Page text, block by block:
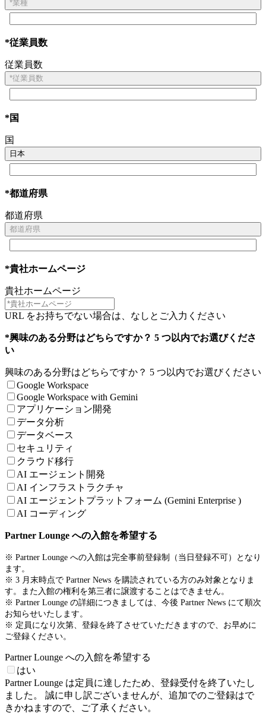
*業種
*従業員数
従業員数
*従業員数
*国
国
日本
*都道府県
都道府県
都道府県
*貴社ホームページ
貴社ホームページ
URL をお持ちでない場合は、なしとご入力ください
*興味のある分野はどちらですか？ 5 つ以内でお選びくださ
い
興味のある分野はどちらですか？ 5 つ以内でお選びください
Google Workspace
Google Workspace with Gemini
アプリケーション開発
データ分析
データベース
セキュリティ
クラウド移行
AI エージェント開発
AI インフラストラクチャ
AI エージェントプラットフォーム (Gemini Enterprise )
AI コーディング
Partner Lounge への入館を希望する
※ Partner Lounge への入館は完全事前登録制（当日登録不可）となり
ます。
※ 3 月末時点で Partner News を購読されている方のみ対象となりま
す。また入館の権利を第三者に譲渡することはできません。
※ Partner Lounge の詳細につきましては、今後 Partner News にて順次
お知らせいたします。
※ 定員になり次第、登録を終了させていただきますので、お早めに
ご登録ください。
Partner Lounge への入館を希望する
はい
Partner Lounge は定員に達したため、登録受付を終了いたし
ました。 誠に申し訳ございませんが、追加でのご登録はで
きかねますので、ご了承ください。